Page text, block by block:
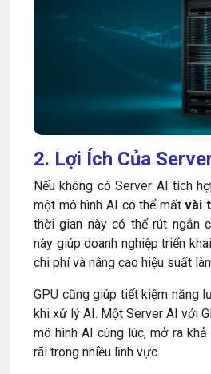
2. Lợi Ích Của
Nếu không có Server AI tích
một mô hình AI có thể mấtvài
thời gian này có thể rút ngắn
này giúp doanh nghiệp triển
chi phí và nâng cao hiệu suất
GPU cũng giúp tiết kiệm năng
khi xử lý AI. Một Server AI với
mô hình AI cùng lúc, mở ra
rãi trong nhiều lĩnh vực.